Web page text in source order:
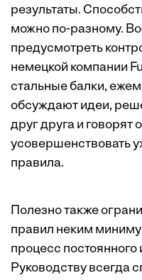
результаты.
можно по-разному.
предусмотреть
немецкой компании
стальные балки,
обсуждают идеи,
друг друга и говорят
усовершенствовать
правила.
Полезно также
правил неким
процесс
Руководству всегда